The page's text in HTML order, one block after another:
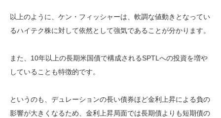
以上のように、ケン・フィッシャーは、軟調な値動きとなってい
るハイテク株に対して依然として強気であることが分かります。
また、10年以上の長期米国債で構成されるSPTLへの投資を増や
していることも特徴的です。
というのも、デュレーションの長い債券ほど金利上昇による負の
影響が大きくなるため、金利上昇局面では長期債よりも短期債の